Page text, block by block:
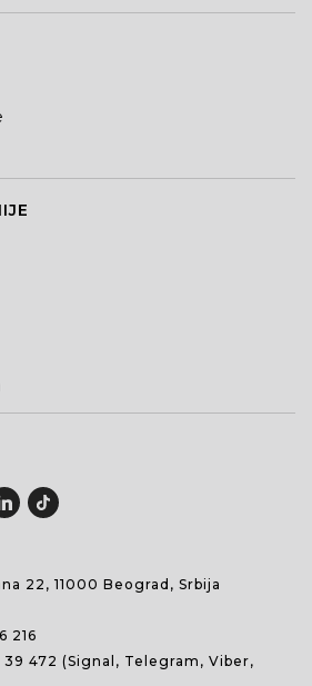
22, 11000 Beograd, Srbija
216
39 472 (Signal, Telegram, Viber,